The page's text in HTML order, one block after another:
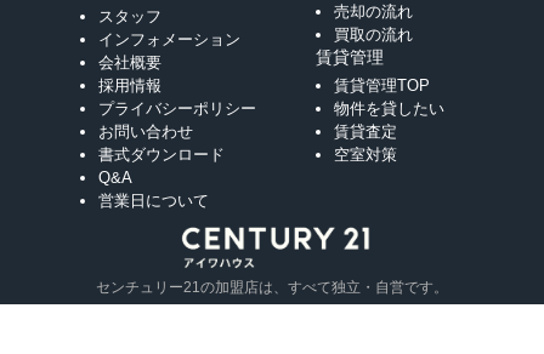
スタッフ
インフォメーション
会社概要
採用情報
プライバシーポリシー
お問い合わせ
書式ダウンロード
Q&A
営業日について
売却の流れ
買取の流れ
賃貸管理
賃貸管理TOP
物件を貸したい
賃貸査定
空室対策
センチュリー21の加盟店は、すべて独立・自営です。